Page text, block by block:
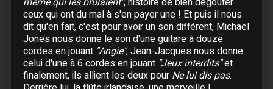
15 Janvier :Paris- Zénith
16 Janvier :Bruxelles (Belgique)- Forest
National
25 Janvier :Les Enfoirés : dernière édition...
avant l'an 2000
ceux qui ont du mal à s'en payer une ! Et puis il nous
dit qu'en fait, c'est pour avoir un son différent, Michael
Jones nous donne le son d'une guitare à douze
cordes en jouant "Angie", Jean-Jacques nous donne
celui d'une à 6 cordes en jouant "Jeux interdits"et
finalement, ils allient les deux pour Ne lui dis pas.